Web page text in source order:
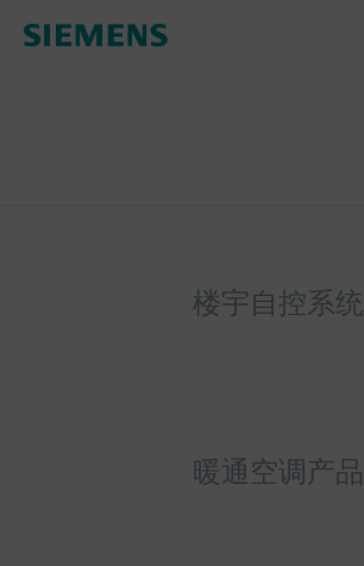
楼宇自控系统
暖通空调产品